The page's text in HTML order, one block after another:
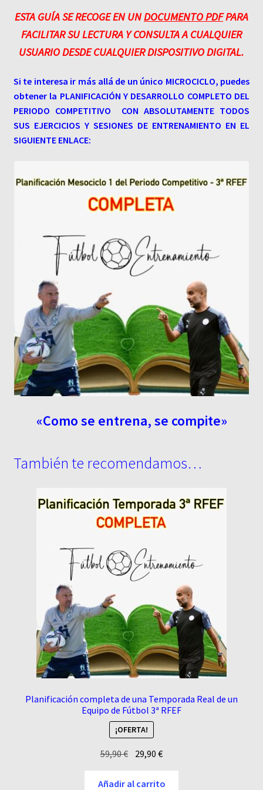
ESTA GUÍA SE RECOGE EN UNDOCUMENTO PDFPARA
FACILITAR SU LECTURA Y CONSULTA A CUALQUIER
USUARIO DESDE CUALQUIER DISPOSITIVO DIGITAL.
Si te interesa ir más allá de un único MICROCICLO, puedes
obtener la PLANIFICACIÓN Y DESARROLLO COMPLETO DEL
PERIODO COMPETITIVO CON ABSOLUTAMENTE TODOS
SUS EJERCICIOS Y SESIONES DE ENTRENAMIENTO EN EL
SIGUIENTE ENLACE:
«Como se entrena, se compite»
También te recomendamos…
Planificación completa de una Temporada Real de un
Equipo de Fútbol 3ª RFEF
¡OFERTA!
59,90€ El
original
29,90€El
actual
Añadir al carrito